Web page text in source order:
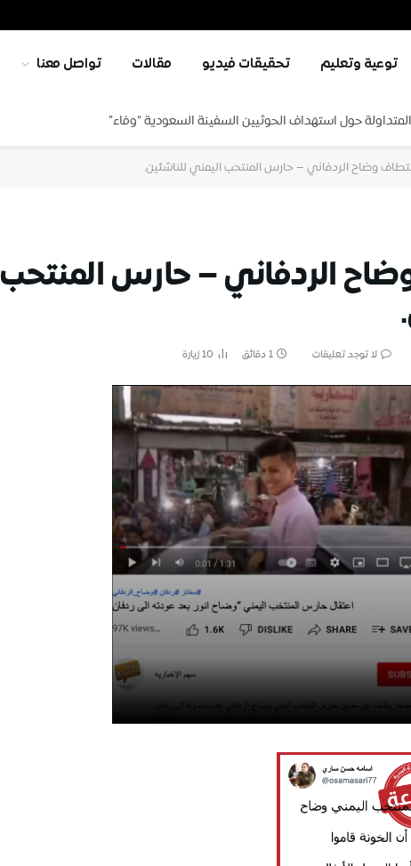
توعية وتعليم تحقيقات فيديو مقالات تواصل معنا
حول استهداف الحوثيين السفينة السعودية “وفاء”
وضاح الردفاني – حارس المنتحب اليمني للناشئين.
الردفاني – حارس المنتحب
لا توجد تعليقات 1 دقائق 10زيارة